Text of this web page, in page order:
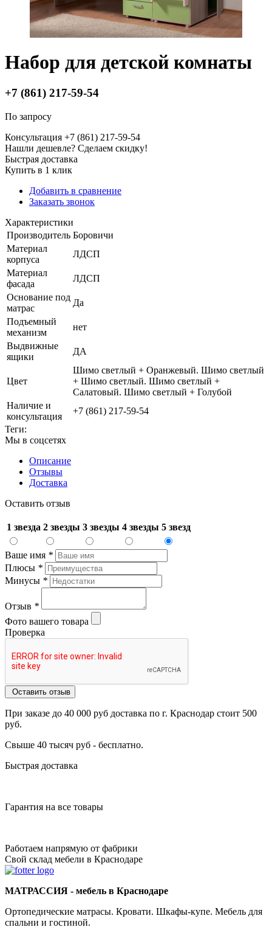
Набор для детской комнаты
+7 (861) 217-59-54
По запросу
Консультация +7 (861) 217-59-54
Нашли дешевле? Сделаем скидку!
Быстрая доставка
Купить в 1 клик
Добавить в сравнение
Заказать звонок
Характеристики
Производитель Боровичи
Материал
корпуса
ЛДСП
Материал
фасада
ЛДСП
Основание под
матрас
Да
Подъемный
механизм
нет
Выдвижные
ящики
ДА
Цвет
Шимо светлый + Оранжевый. Шимо светлый
+ Шимо светлый. Шимо светлый +
Салатовый. Шимо светлый + Голубой
Наличие и
консультация
+7 (861) 217-59-54
Теги:
Мы в соцсетях
Описание
Отзывы
Доставка
Оставить отзыв
1 звезда 2 звезды 3 звезды 4 звезды 5 звезд
Ваше имя *
Плюсы *
Минусы *
Отзыв *
Фото вашего товара
Проверка
Оставить отзыв
При заказе до 40 000 руб доставка по г. Краснодар стоит 500
руб.
Свыше 40 тысяч руб - бесплатно.
Быстрая доставка
Гарантия на все товары
Работаем напрямую от фабрики
Свой склад мебели в Краснодаре
МАТРАССИЯ - мебель в Краснодаре
Ортопедические матрасы. Кровати. Шкафы-купе. Мебель для
спальни и гостиной.